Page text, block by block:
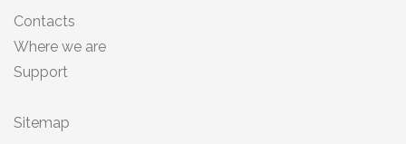
Contacts
Where we are
Support
Sitemap